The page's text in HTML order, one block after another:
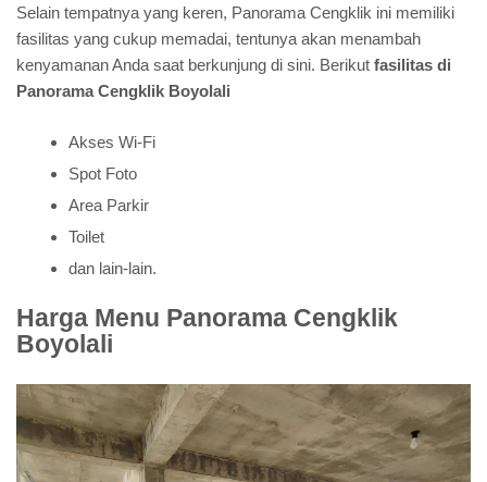
Selain tempatnya yang keren, Panorama Cengklik ini memiliki
fasilitas yang cukup memadai, tentunya akan menambah
kenyamanan Anda saat berkunjung di sini. Berikut fasilitas di
Panorama Cengklik Boyolali
Akses Wi-Fi
Spot Foto
Area Parkir
Toilet
dan lain-lain.
Harga Menu Panorama Cengklik
Boyolali